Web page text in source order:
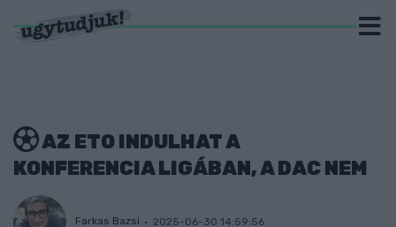
AZ ETO INDULHAT A
KONFERENCIA LIGÁBAN, A DAC NEM
Farkas Bazsi 2025-06-30 14:59:56